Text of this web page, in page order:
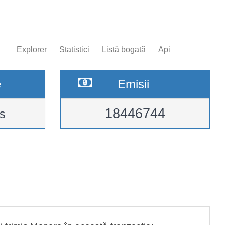
Explorer Statistici Listă bogată Api
Emisii
18446744